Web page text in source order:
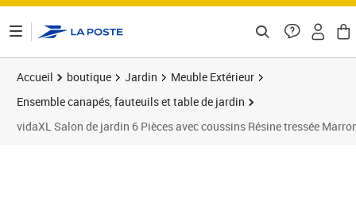
Accueil boutique Jardin
Meuble Extérieur
Ensemble canapés, fauteuils et table de jardin
vidaXL Salon de jardin 6 Pièces avec coussins Résine tressée